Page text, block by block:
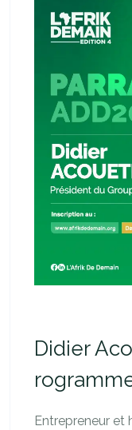
Didier
Entrepreneur et